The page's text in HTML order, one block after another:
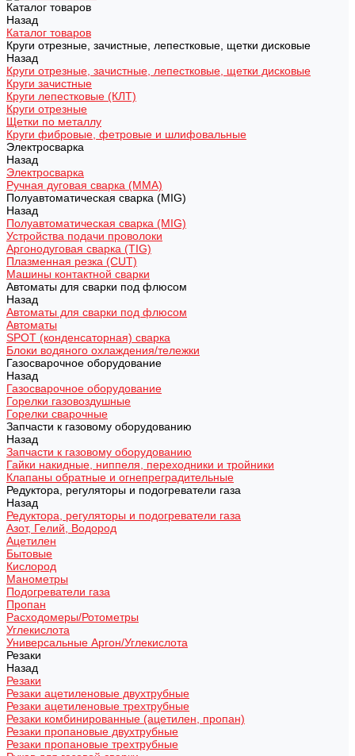
Каталог товаров
Назад
Каталог товаров
Круги отрезные, зачистные, лепестковые, щетки дисковые
Назад
Круги отрезные, зачистные, лепестковые, щетки дисковые
Круги зачистные
Круги лепестковые (КЛТ)
Круги отрезные
Щетки по металлу
Круги фибровые, фетровые и шлифовальные
Электросварка
Назад
Электросварка
Ручная дуговая сварка (MMA)
Полуавтоматическая сварка (MIG)
Назад
Полуавтоматическая сварка (MIG)
Устройства подачи проволоки
Аргонодуговая сварка (TIG)
Плазменная резка (CUT)
Машины контактной сварки
Автоматы для сварки под флюсом
Назад
Автоматы для сварки под флюсом
Автоматы
SPOT (конденсаторная) сварка
Блоки водяного охлаждения/тележки
Газосварочное оборудование
Назад
Газосварочное оборудование
Горелки газовоздушные
Горелки сварочные
Запчасти к газовому оборудованию
Назад
Запчасти к газовому оборудованию
Гайки накидные, ниппеля, переходники и тройники
Клапаны обратные и огнепреградительные
Редуктора, регуляторы и подогреватели газа
Назад
Редуктора, регуляторы и подогреватели газа
Азот, Гелий, Водород
Ацетилен
Бытовые
Кислород
Манометры
Подогреватели газа
Пропан
Расходомеры/Ротометры
Углекислота
Универсальные Аргон/Углекислота
Резаки
Назад
Резаки
Резаки ацетиленовые двухтрубные
Резаки ацетиленовые трехтрубные
Резаки комбинированные (ацетилен, пропан)
Резаки пропановые двухтрубные
Резаки пропановые трехтрубные